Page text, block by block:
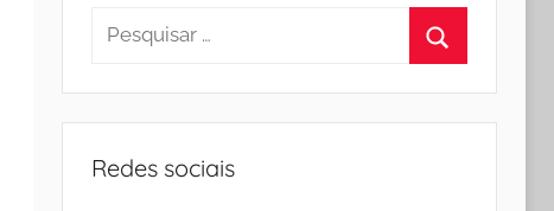
Pesquisar
Redes sociais